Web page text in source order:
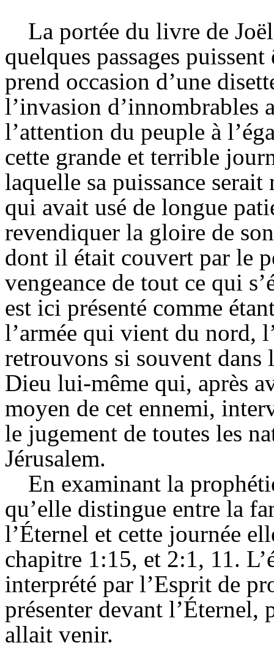
La portée du livre de
quelques passages
prend occasion d’une
l’invasion d’innombrables
l’attention du peuple à
cette grande et terrible
laquelle sa puissance
qui avait usé de longue
revendiquer la gloire de
dont il était couvert par le
vengeance de tout ce qui
est ici présenté comme
l’armée qui vient du nord,
retrouvons si souvent dans
Dieu lui-même qui, après
moyen de cet ennemi,
le jugement de toutes les
Jérusalem.
En examinant la
qu’elle distingue entre la
l’Éternel et cette journée
chapitre 1:15, et 2:1, 11.
interprété par l’Esprit de
présenter devant l’Éternel,
allait venir.